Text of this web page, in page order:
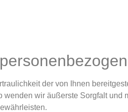
der von Ihnen
wir äußerste Sorgfalt und